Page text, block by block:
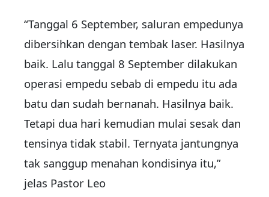
“Tanggal 6 September, saluran empedunya
dibersihkan dengan tembak laser. Hasilnya
baik. Lalu tanggal 8 September dilakukan
operasi empedu sebab di empedu itu ada
batu dan sudah bernanah. Hasilnya baik.
Tetapi dua hari kemudian mulai sesak dan
tensinya tidak stabil. Ternyata jantungnya
tak sanggup menahan kondisinya itu,”
jelas Pastor Leo